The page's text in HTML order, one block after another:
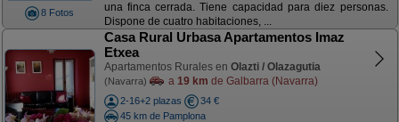
8 Fotos
una finca cerrada. Tiene capacidad para diez personas.
Dispone de cuatro habitaciones, ...
Casa Rural Urbasa Apartamentos Imaz
Etxea
Apartamentos Rurales en Olazti / Olazagutia
(Navarra) a 19 km de Galbarra (Navarra)
2-16+2 plazas
34 €
45 km de Pamplona